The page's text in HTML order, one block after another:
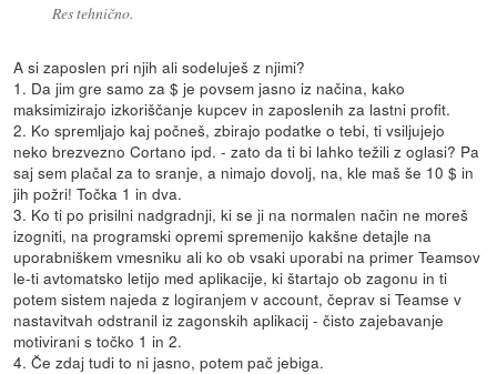
Res tehnično.
A si zaposlen pri njih ali sodeluješ z njimi?
1. Da jim gre samo za $ je povsem jasno iz načina, kako
maksimizirajo izkoriščanje kupcev in zaposlenih za lastni profit.
2. Ko spremljajo kaj počneš, zbirajo podatke o tebi, ti vsiljujejo
neko brezvezno Cortano ipd. - zato da ti bi lahko težili z oglasi? Pa
saj sem plačal za to sranje, a nimajo dovolj, na, kle maš še 10 $ in
jih požri! Točka 1 in dva.
3. Ko ti po prisilni nadgradnji, ki se ji na normalen način ne moreš
izogniti, na programski opremi spremenijo kakšne detajle na
uporabniškem vmesniku ali ko ob vsaki uporabi na primer Teamsov
le-ti avtomatsko letijo med aplikacije, ki štartajo ob zagonu in ti
potem sistem najeda z logiranjem v account, čeprav si Teamse v
nastavitvah odstranil iz zagonskih aplikacij - čisto zajebavanje
motivirani s točko 1 in 2.
4. Če zdaj tudi to ni jasno, potem pač jebiga.